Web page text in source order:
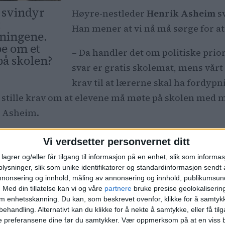
Vi verdsetter personvernet ditt
og/eller får tilgang til informasjon på en enhet, slik som
slik som unike identifikatorer og standardinformasjon sendt
og innhold, måling av annonsering og innhold,
Med din tillatelse kan vi og våre partnere bruke presise
enhetsskanning. Du kan, som beskrevet ovenfor, klikke for å
Alternativt kan du klikke for å nekte å samtykke, eller få
preferansene dine før du samtykker. Vær oppmerksom på at en viss
svindyr
om et
skolen?
Høyre-nestlederHenrik Asheim
Han mener at vi nå må sørge for
– Da handler det om politiske
svar er gratis skolemat, mens
krav til at lærerne skal ha
krav om at elevene må møte på skolen med
Pekte på Oslo-
I talen pekte statsministeren for
gjaldt grep regjeringen har gjort
nyopprettet politipost på Tøyen,
eget nabolagspoliti på Grønland